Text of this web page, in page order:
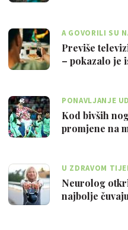
A GOVORILI SU
Previše
– pokazalo je
PONAVLJANJE
Kod bivših
promjene na
U ZDRAVOM
Neurolog
najbolje